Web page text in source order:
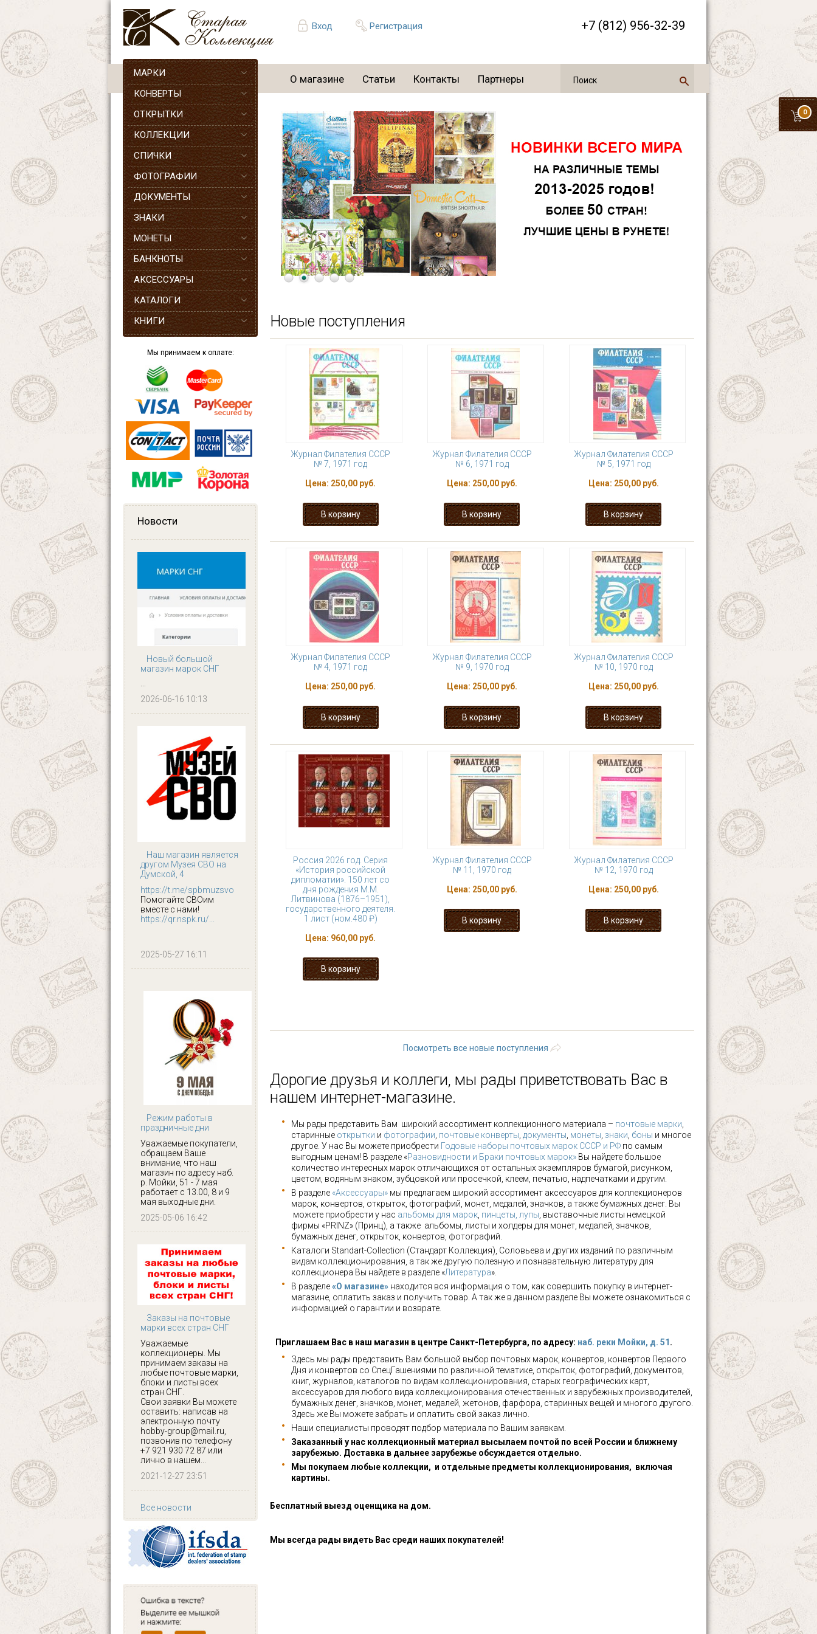
Вход Регистрация +7 (812) 956-32-39
0
О магазине Статьи Контакты Партнеры
МАРКИ
КОНВЕРТЫ
ОТКРЫТКИ
КОЛЛЕКЦИИ
СПИЧКИ
ФОТОГРАФИИ
ДОКУМЕНТЫ
ЗНАКИ
МОНЕТЫ
БАНКНОТЫ
АКСЕССУАРЫ
КАТАЛОГИ
КНИГИ
Мы принимаем к оплате:
Новости
Новый большой
магазин марок СНГ
...
2026-06-16 10:13
Наш магазин является
другом Музея СВО на
Думской, 4
https://t.me/spbmuzsvo
Помогайте СВОим
вместе с нами!
https://qr.nspk.ru/...
2025-05-27 16:11
Режим работы в
праздничные дни
Уважаемые покупатели,
обращаем Ваше
внимание, что наш
магазин по адресу наб.
р. Мойки, 51 - 7 мая
работает с 13.00, 8 и 9
мая выходные дни.
2025-05-06 16:42
Заказы на почтовые
марки всех стран СНГ
Уважаемые
коллекционеры. Мы
принимаем заказы на
любые почтовые марки,
блоки и листы всех
стран СНГ.
Свои заявки Вы можете
оставить: написав на
электронную почту
hobby-group@mail.ru,
позвонив по телефону
+7 921 930 72 87 или
лично в нашем...
2021-12-27 23:51
Все новости
Новые поступления
Журнал Филателия СССР
№ 7, 1971 год
Цена: 250,00 руб.
Журнал Филателия СССР
№ 6, 1971 год
Цена: 250,00 руб.
Журнал Филателия СССР
№ 5, 1971 год
Цена: 250,00 руб.
Журнал Филателия СССР
№ 4, 1971 год
Цена: 250,00 руб.
Журнал Филателия СССР
№ 9, 1970 год
Цена: 250,00 руб.
Журнал Филателия СССР
№ 10, 1970 год
Цена: 250,00 руб.
Россия 2026 год. Серия
«История российской
дипломатии». 150 лет со
дня рождения М.М.
Литвинова (1876–1951),
государственного деятеля.
1 лист (ном.480 ₽)
Цена: 960,00 руб.
Журнал Филателия СССР
№ 11, 1970 год
Цена: 250,00 руб.
Журнал Филателия СССР
№ 12, 1970 год
Цена: 250,00 руб.
Посмотреть все новые поступления
Дорогие друзья и коллеги, мы рады приветствовать Вас в
нашем интернет-магазине.
Мы рады представить Вам широкий ассортимент коллекционного материала – почтовые марки
старинные открытки и фотографии почтовые конверты документы монеты знаки боны и многое
другое. У нас Вы можете приобрести Годовые наборы почтовых марок СССР и РФ по самым
выгодным ценам! В разделе «Разновидности и Браки почтовых марок» Вы найдете большое
количество интересных марок отличающихся от остальных экземпляров бумагой, рисунком,
цветом, водяным знаком, зубцовкой или просечкой, клеем, печатью, надпечатками и другим.
В разделе «Аксессуары» мы предлагаем широкий ассортимент аксессуаров для коллекционеров
марок, конвертов, открыток, фотографий, монет, медалей, значков, а также бумажных денег. Вы
можете приобрести у нас альбомы для марок пинцеты, лупы , выставочные листы немецкой
фирмы «PRINZ» (Принц), а также альбомы, листы и холдеры для монет, медалей, значков,
бумажных денег, открыток, конвертов, фотографий.
Каталоги Standart-Collection (Стандарт Коллекция), Соловьева и других изданий по различным
видам коллекционирования, а так же другую полезную и познавательную литературу для
коллекционера Вы найдете в разделе «Литература».
В разделе«О магазине» находится вся информация о том, как совершить покупку в интернет-
магазине, оплатить заказ и получить товар. А так же в данном разделе Вы можете ознакомиться с
информацией о гарантии и возврате.
Приглашаем Вас в наш магазин в центре Санкт-Петербурга, по адресу: наб. реки Мойки, д. 51 .
Здесь мы рады представить Вам большой выбор почтовых марок, конвертов, конвертов Первого
Дня и конвертов со СпецГашениями по различной тематике, открыток, фотографий, документов,
книг, журналов, каталогов по видам коллекционирования, старых географических карт,
аксессуаров для любого вида коллекционирования отечественных и зарубежных производителей,
бумажных денег, значков, монет, медалей, жетонов, фарфора, старинных вещей и многого другого.
Здесь же Вы можете забрать и оплатить свой заказ лично.
Наши специалисты проводят подбор материала по Вашим заявкам.
Заказанный у нас коллекционный материал высылаем почтой по всей России и ближнему
зарубежью. Доставка в дальнее зарубежье обсуждается отдельно.
Мы покупаем любые коллекции, и отдельные предметы коллекционирования, включая
картины.
Бесплатный выезд оценщика на дом.
Мы всегда рады видеть Вас среди наших покупателей!